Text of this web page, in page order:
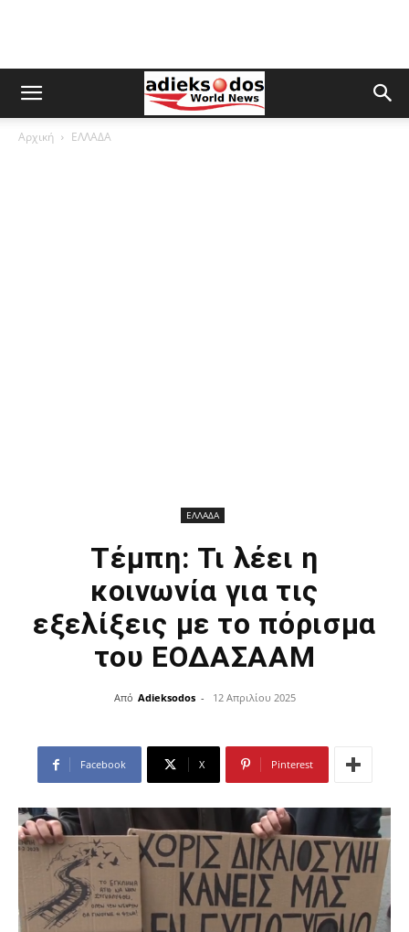
Αρχική ΕΛΛΑΔΑ
ΕΛΛΑΔΑ
Τέμπη: Τι λέει η
κοινωνία για τις
εξελίξεις με το πόρισμα
του ΕΟΔΑΣΑΑΜ
Από Adieksodos - 12 Απριλίου 2025
Facebook X Pinterest